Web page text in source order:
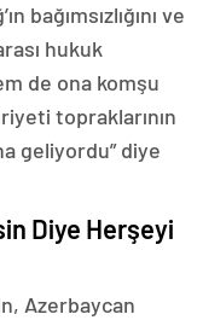
bağımsızlığını ve
hukuk
de ona komşu
topraklarının
geliyordu” diye
Diye Herşeyi
Azerbaycan